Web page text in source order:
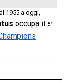
1955 a oggi,
occupa il 5°